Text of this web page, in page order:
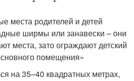
места родителей и детей
ширмы или занавески – они
места, зато ограждают детский
помещения»
на 35–40 квадратных метрах,